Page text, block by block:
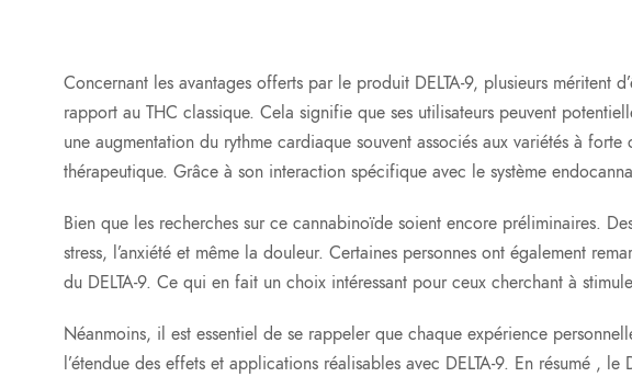
Concernant les avantages offerts par le produit DELTA-9, plusieurs méritent
rapport au THC classique. Cela signifie que ses utilisateurs peuvent
une augmentation du rythme cardiaque souvent associés aux variétés à
thérapeutique. Grâce à son interaction spécifique avec le système
Bien que les recherches sur ce cannabinoïde soient encore préliminaires.
stress, l’anxiété et même la douleur. Certaines personnes ont également
du DELTA-9. Ce qui en fait un choix intéressant pour ceux cherchant à
Néanmoins, il est essentiel de se rappeler que chaque expérience
l’étendue des effets et applications réalisables avec DELTA-9. En résumé ,